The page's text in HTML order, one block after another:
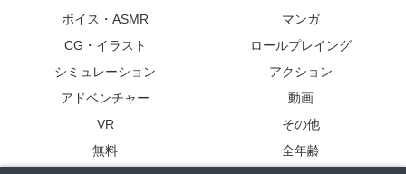
ボイス・ASMR
マンガ
CG・イラスト
ロールプレイング
シミュレーション
アクション
アドベンチャー
動画
VR
その他
無料
全年齢